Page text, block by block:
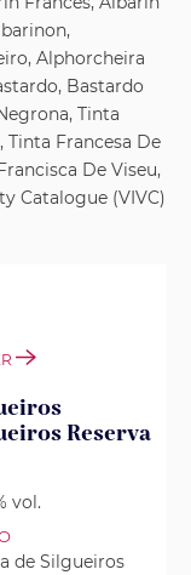
Alphorcheira
Bastardo
Tinta
Tinta Francesa De
De Viseu,
Catalogue (VIVC)
Reserva
vol.
de Silgueiros